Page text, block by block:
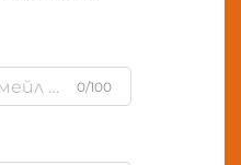
0/100